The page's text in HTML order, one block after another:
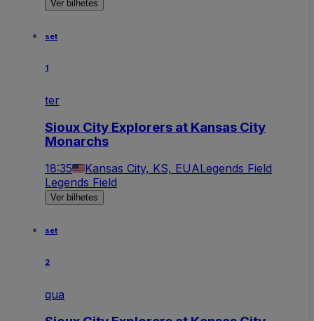
Ver bilhetes
set
1
ter
Sioux City Explorers at Kansas City
Monarchs
18:35 Kansas City, KS, EUALegends Field
Legends Field
Ver bilhetes
set
2
qua